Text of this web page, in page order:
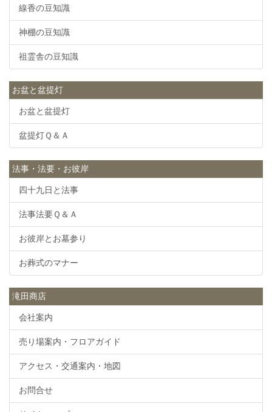
線香の豆知識
神棚の豆知識
祖霊舎の豆知識
お盆と盆提灯
お盆と盆提灯
盆提灯Ｑ＆Ａ
法事・法要・お彼岸
四十九日と法事
法事法要Ｑ＆Ａ
お彼岸とお墓参り
お葬式のマナー
滝田商店
会社案内
売り場案内・フロアガイド
アクセス・交通案内・地図
お問合せ